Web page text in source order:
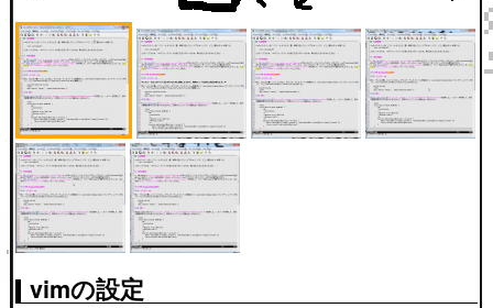
vimの設定